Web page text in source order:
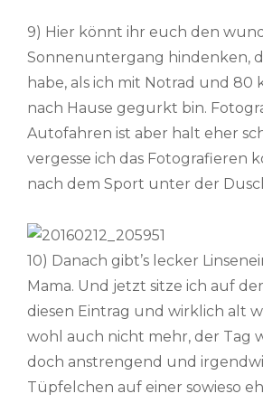
9) Hier könnt ihr euch den
Sonnenuntergang hindenken,
habe, als ich mit Notrad und 80
nach Hause gegurkt bin.
Autofahren ist aber halt eher
vergesse ich das Fotografieren
nach dem Sport unter der
10) Danach gibt’s lecker
Mama. Und jetzt sitze ich auf
diesen Eintrag und wirklich alt
wohl auch nicht mehr, der Tag
doch anstrengend und
Tüpfelchen auf einer sowieso